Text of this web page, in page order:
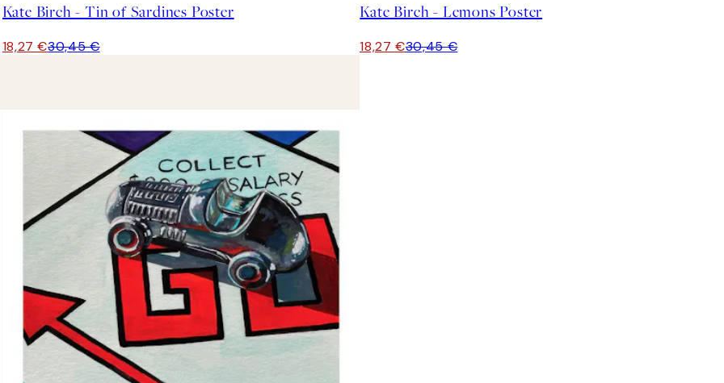
Kate Birch - Tin of Sardines Poster
18,27 €30,45 €
Kate Birch - Lemons Poster
18,27 €30,45 €